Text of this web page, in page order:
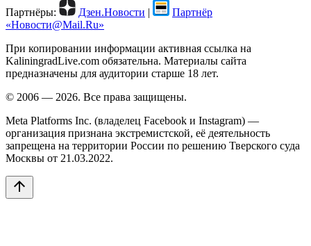
Партнёры: Дзен.Новости |
Партнёр
«Новости@Mail.Ru»
При копировании информации активная ссылка на
KaliningradLive.com обязательна. Материалы сайта
предназначены для аудитории старше 18 лет.
© 2006 — 2026. Все права защищены.
Meta Platforms Inc. (владелец Facebook и Instagram) —
организация признана экстремистской, её деятельность
запрещена на территории России по решению Тверского суда
Москвы от 21.03.2022.
arrow_upward